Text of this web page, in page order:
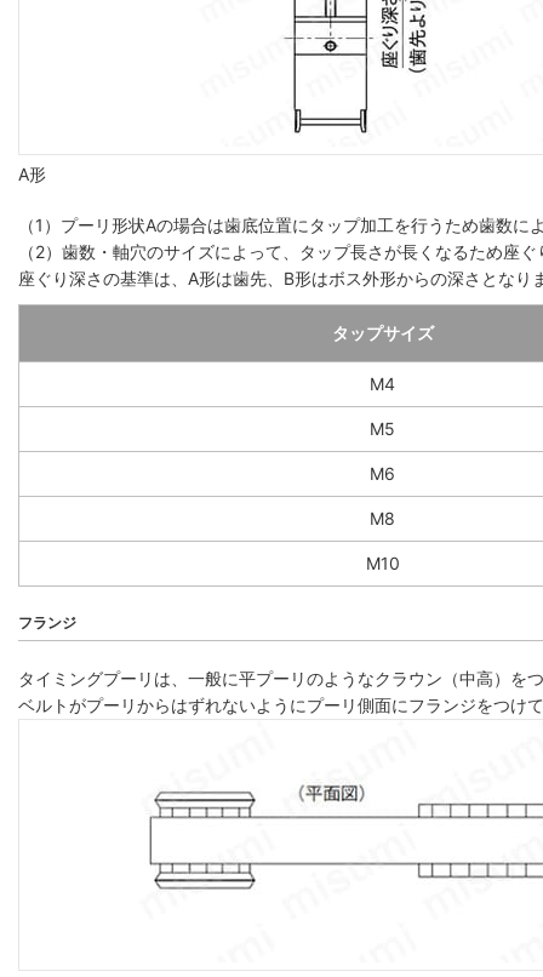
A形
（1）プーリ形状Aの場合は歯底位置にタップ加工を行うため歯数
（2）歯数・軸穴のサイズによって、タップ長さが長くなるため座
座ぐり深さの基準は、A形は歯先、B形はボス外形からの深さとなり
タップサイズ
M4
M5
M6
M8
M10
フランジ
タイミングプーリは、一般に平プーリのようなクラウン（中高）
ベルトがプーリからはずれないようにプーリ側面にフランジをつけ